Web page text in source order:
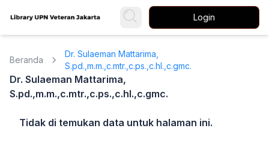
Login
Beranda
Dr. Sulaeman Mattarima,
S.pd.,m.m.,c.mtr.,c.ps.,c.hl.,c.gmc.
Dr. Sulaeman Mattarima,
S.pd.,m.m.,c.mtr.,c.ps.,c.hl.,c.gmc.
Tidak di temukan data untuk halaman ini.